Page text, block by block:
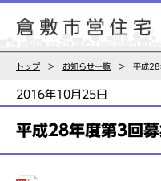
トップ お知らせ一覧 平成28
2016年10月25日
平成28年度第3回